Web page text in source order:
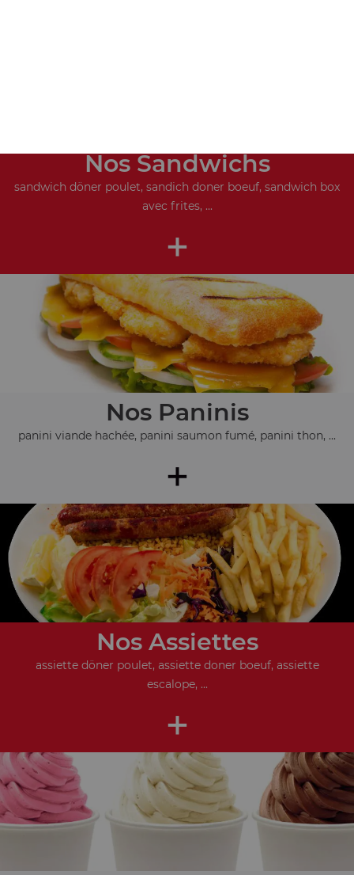
Nos Sandwichs
sandwich döner poulet, sandich doner boeuf, sandwich box
avec frites, ...
+
Nos Paninis
panini viande hachée, panini saumon fumé, panini thon, ...
+
Nos Assiettes
assiette döner poulet, assiette doner boeuf, assiette
escalope, ...
+